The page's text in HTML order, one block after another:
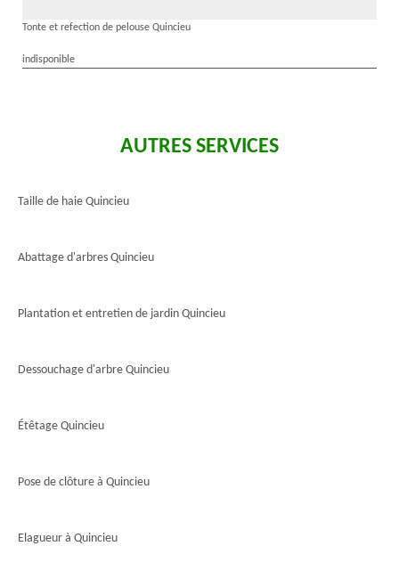
Tonte et refection de pelouse Quincieu
indisponible
AUTRES SERVICES
Taille de haie Quincieu
Abattage d'arbres Quincieu
Plantation et entretien de jardin Quincieu
Dessouchage d'arbre Quincieu
Étêtage Quincieu
Pose de clôture à Quincieu
Elagueur à Quincieu